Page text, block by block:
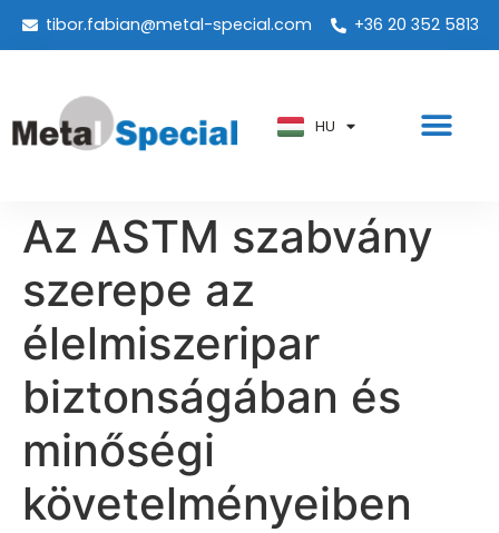
tibor.fabian@metal-special.com +36 20 352 5813
HU
PT
AR
Az ASTM szabvány
szerepe az
élelmiszeripar
biztonságában és
minőségi
követelményeiben